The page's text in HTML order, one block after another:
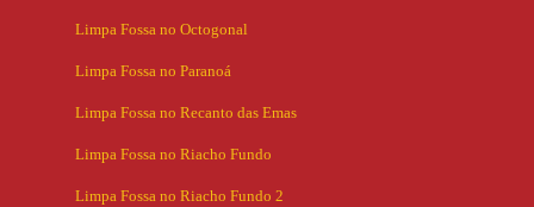
Limpa Fossa no Octogonal
Limpa Fossa no Paranoá
Limpa Fossa no Recanto das Emas
Limpa Fossa no Riacho Fundo
Limpa Fossa no Riacho Fundo 2